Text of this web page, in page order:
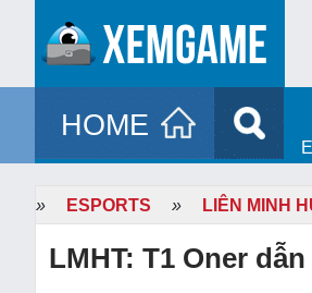
HOME
» ESPORTS » LIÊN MINH
LMHT: T1 Oner